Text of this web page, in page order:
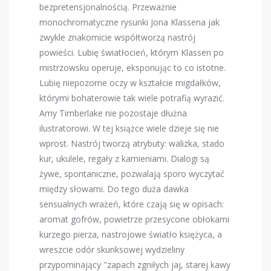
bezpretensjonalnością. Przeważnie
monochromatyczne rysunki Jona Klassena jak
zwykle znakomicie współtworzą nastrój
powieści. Lubię światłocień, którym Klassen po
mistrzowsku operuje, eksponując to co istotne.
Lubię niepozorne oczy w kształcie migdałków,
którymi bohaterowie tak wiele potrafią wyrazić.
Amy Timberlake nie pozostaje dłużna
ilustratorowi. W tej książce wiele dzieje się nie
wprost. Nastrój tworzą atrybuty: walizka, stado
kur, ukulele, regały z kamieniami. Dialogi są
żywe, spontaniczne, pozwalają sporo wyczytać
między słowami. Do tego duża dawka
sensualnych wrażeń, które czają się w opisach:
aromat gofrów, powietrze przesycone obłokami
kurzego pierza, nastrojowe światło księżyca, a
wreszcie odór skunksowej wydzieliny
przypominający "zapach zgniłych jaj, starej kawy